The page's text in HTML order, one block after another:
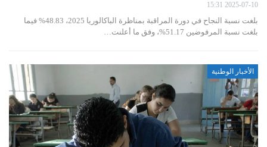
2025-07-10 15:31
بلغت نسبة النجاح في دورة المراقبة بمناظرة الباكالوريا 2025، 48.83% فيما
بلغت نسبة المرفوضين 51.17%، وفق ما أعلنت…
الأخبار الوطنية